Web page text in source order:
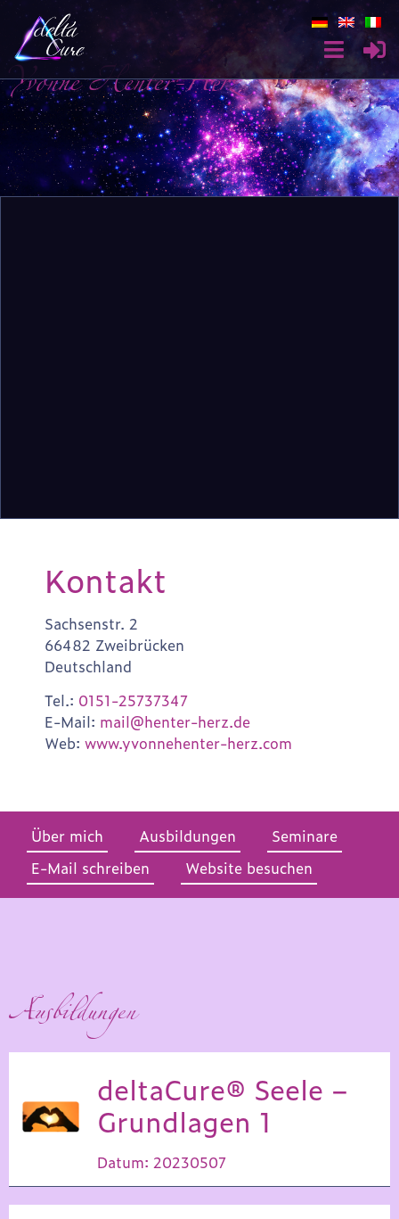
Yvonne Henter-Herz
Kontakt
Sachsenstr. 2
66482 Zweibrücken
Deutschland
Tel.: 0151-25737347
E-Mail: mail@henter-herz.de
Web: www.yvonnehenter-herz.com
Über mich Ausbildungen
Seminare
E-Mail schreiben
Website besuchen
Ausbildungen
deltaCure® Seele –
Grundlagen 1
Datum: 20230507